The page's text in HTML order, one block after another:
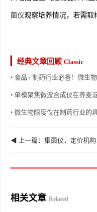
菌仪观察培养情况，若需
经典文章回顾 Classic
• 食品 / 制药行业必备！微生
• 单模聚焦微波合成仪在荞麦
• 微生物限度仪在制药行业的
相关文章 Related